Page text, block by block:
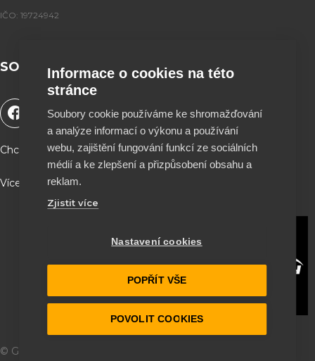
IČO: 19724942
SOCIÁLNÍ SÍTĚ
F
a
e
o
o
u
t
u
b
i
k
t
o
n
s
t
a
Chceš podpořit naší tvorbu a být součástí projektu ?
Více info a QR kód najdeš na stránce O nás ♥
© Garage 164
Informace o cookies na této
stránce
Soubory cookie používáme ke shromažďování
a analýze informací o výkonu a používání
webu, zajištění fungování funkcí ze sociálních
médií a ke zlepšení a přizpůsobení obsahu a
reklam.
Zjistit více
Nastavení cookies
POPŘÍT VŠE
POVOLIT COOKIES